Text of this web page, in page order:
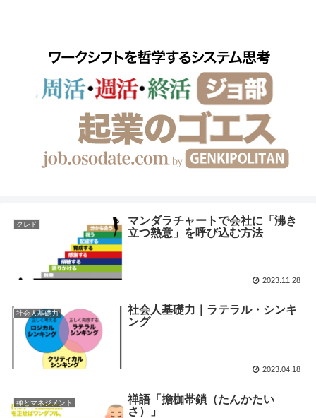
クレド
マンダラチャートで会社に「沸き
立つ熱意」を呼び込む方法
2023.11.28
社会人基礎力
社会人基礎力｜ラテラル・シンキ
ング
2023.04.18
禅とマネジメント
禅語「擔枷帯鎖（たんかたい
さ）」